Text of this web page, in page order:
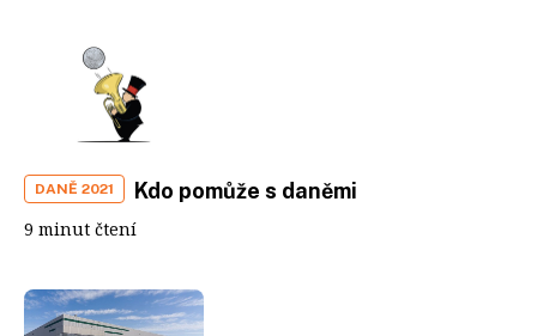
DANĚ 2021 Kdo pomůže s daněmi
9 minut čtení